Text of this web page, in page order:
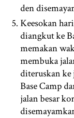
den
Keesokan
diangkut ke
memakan
membuka
diteruskan ke
Base Camp
jalan besar